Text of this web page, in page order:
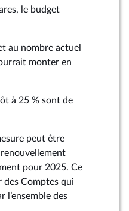
le budget
au nombre actuel
monter en
à 25 % sont de
peut être
pour 2025. Ce
Comptes qui
l’ensemble des